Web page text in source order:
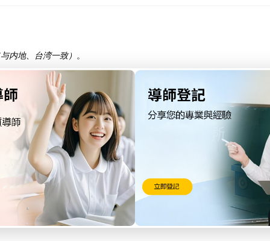
内地、台湾一致） 。